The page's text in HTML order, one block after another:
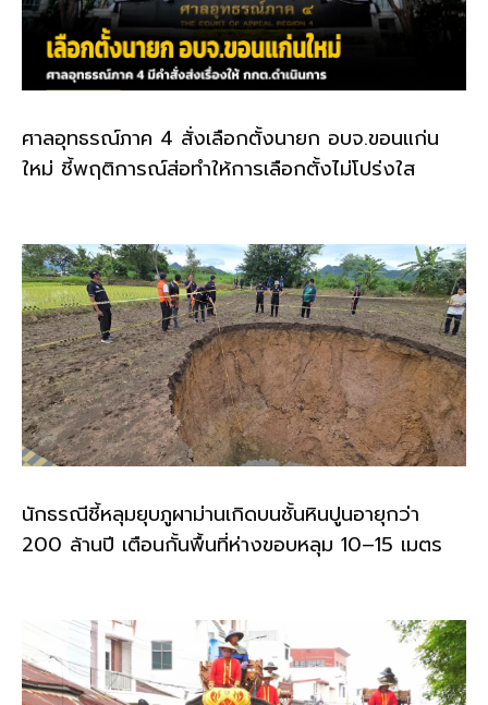
ศาลอุทธรณ์ภาค 4 สั่งเลือกตั้งนายก อบจ.ขอนแก่น
ใหม่ ชี้พฤติการณ์ส่อทำให้การเลือกตั้งไม่โปร่งใส
นักธรณีชี้หลุมยุบภูผาม่านเกิดบนชั้นหินปูนอายุกว่า
200 ล้านปี เตือนกั้นพื้นที่ห่างขอบหลุม 10–15 เมตร